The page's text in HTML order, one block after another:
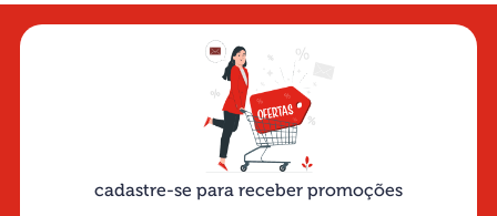
cadastre-se para receber promoções